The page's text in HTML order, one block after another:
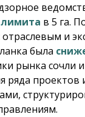
в 5 га.
отраслевым и
была
рынка сочли
ряда проектов